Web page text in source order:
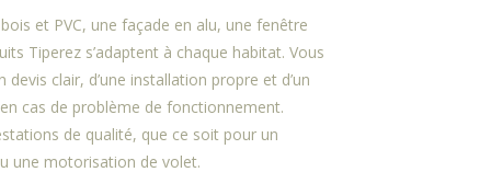
et PVC, une façade en alu, une fenêtre
Tiperez s’adaptent à chaque habitat. Vous
devis clair, d’une installation propre et d’un
cas de problème de fonctionnement.
de qualité, que ce soit pour un
une motorisation de volet.